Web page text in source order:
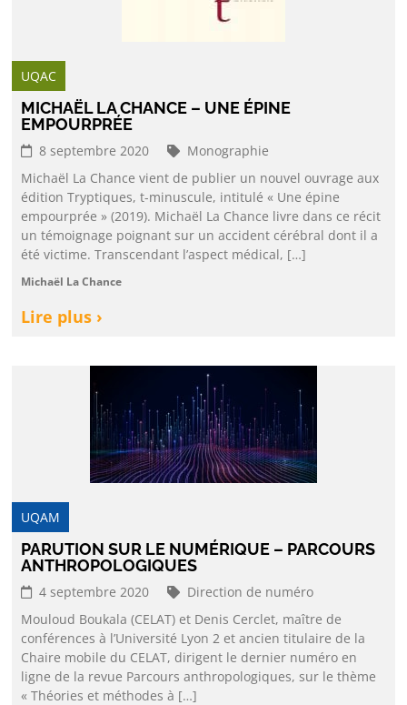
UQAC
MICHAËL LA CHANCE – UNE ÉPINE
EMPOURPRÉE
8 septembre 2020
Monographie
Michaël La Chance vient de publier un nouvel ouvrage aux
édition Tryptiques, t-minuscule, intitulé « Une épine
empourprée » (2019). Michaël La Chance livre dans ce récit
un témoignage poignant sur un accident cérébral dont il a
été victime. Transcendant l’aspect médical, […]
Michaël La Chance
Lire plus ›
UQAM
PARUTION SUR LE NUMÉRIQUE – PARCOURS
ANTHROPOLOGIQUES
4 septembre 2020
Direction de numéro
Mouloud Boukala (CELAT) et Denis Cerclet, maître de
conférences à l’Université Lyon 2 et ancien titulaire de la
Chaire mobile du CELAT, dirigent le dernier numéro en
ligne de la revue Parcours anthropologiques, sur le thème
« Théories et méthodes à […]